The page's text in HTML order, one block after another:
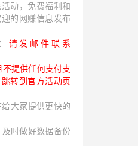
动，免费福利和
的网赚信息发布
请发邮件联系
提供任何支付支
转到官方活动页
大家提供更快的
时做好数据备份